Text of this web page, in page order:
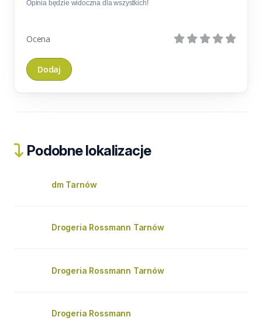
Opinia będzie widoczna dla wszystkich!
Ocena
Podobne lokalizacje
dm Tarnów
Drogeria Rossmann Tarnów
Drogeria Rossmann Tarnów
Drogeria Rossmann